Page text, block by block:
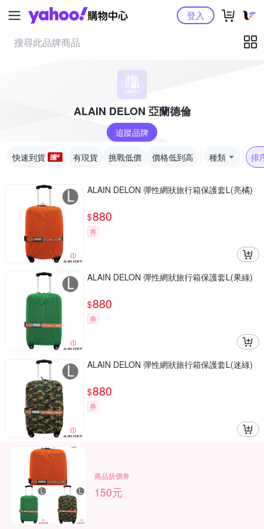
Yahoo購物中心登入
ALAIN DELON 亞蘭德倫
追蹤品牌
快速到貨 有現貨 挑戰低價 價格低到高 種類 排
ALAIN DELON 彈性網狀旅行箱保護套L(亮橘)
$880
券
ALAIN DELON 彈性網狀旅行箱保護套L(果綠)
$880
券
ALAIN DELON 彈性網狀旅行箱保護套L(迷綠)
$880
券
商品折價券
150元